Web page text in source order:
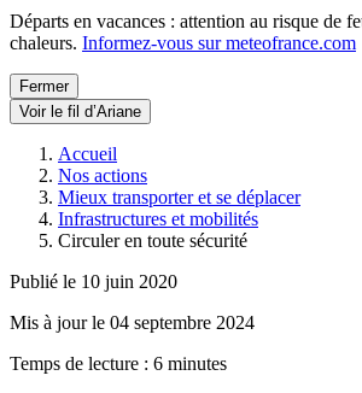
Départs en vacances : attention au risque de
chaleurs. Informez-vous sur meteofrance.com
Fermer
Voir le fil d’Ariane
Accueil
Nos actions
Mieux transporter et se déplacer
Infrastructures et mobilités
Circuler en toute sécurité
Publié le 10 juin 2020
Mis à jour le 04 septembre 2024
Temps de lecture : 6 minutes